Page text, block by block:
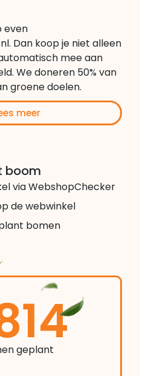
even
Dan koop je niet alleen
mee aan
We doneren 50% van
groene doelen.
meer
boom
via WebshopChecker
de webwinkel
bomen
geplant